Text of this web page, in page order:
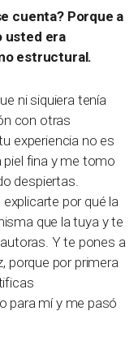
cuenta? Porque a
usted era
estructural.
ni siquiera tenía
con otras
experiencia no es
piel fina y me tomo
despiertas.
por qué la
que la tuya y te
Y te pones a
porque por primera
para mí y me pasó